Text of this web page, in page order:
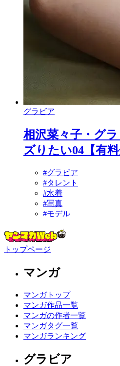
グラビア
相沢菜々子・グ
ズりたい04【有料
#グラビア
#タレント
#水着
#写真
#モデル
トップページ
マンガ
マンガトップ
マンガ作品一覧
マンガの作者一覧
マンガタグ一覧
マンガランキング
グラビア